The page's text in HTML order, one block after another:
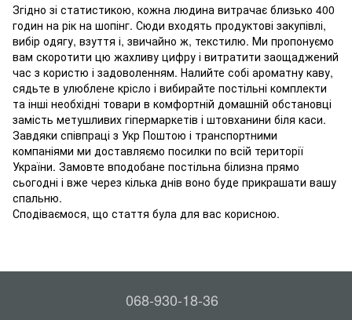
Згідно зі статистикою, кожна людина витрачає близько 400
годин на рік на шопінг. Сюди входять продуктові закупівлі,
вибір одягу, взуття і, звичайно ж, текстилю. Ми пропонуємо
вам скоротити цю жахливу цифру і витратити заощаджений
час з користю і задоволенням. Налийте собі ароматну каву,
сядьте в улюблене крісло і вибирайте постільні комплекти
та інші необхідні товари в комфортній домашній обстановці
замість метушливих гіпермаркетів і штовханини біля каси.
Завдяки співпраці з Укр Поштою і транспортними
компаніями ми доставляємо посилки по всій території
України. Замовте вподобане постільна білизна прямо
сьогодні і вже через кілька днів воно буде прикрашати вашу
спальню.
Сподіваємося, що стаття була для вас корисною.
068-930-18-36